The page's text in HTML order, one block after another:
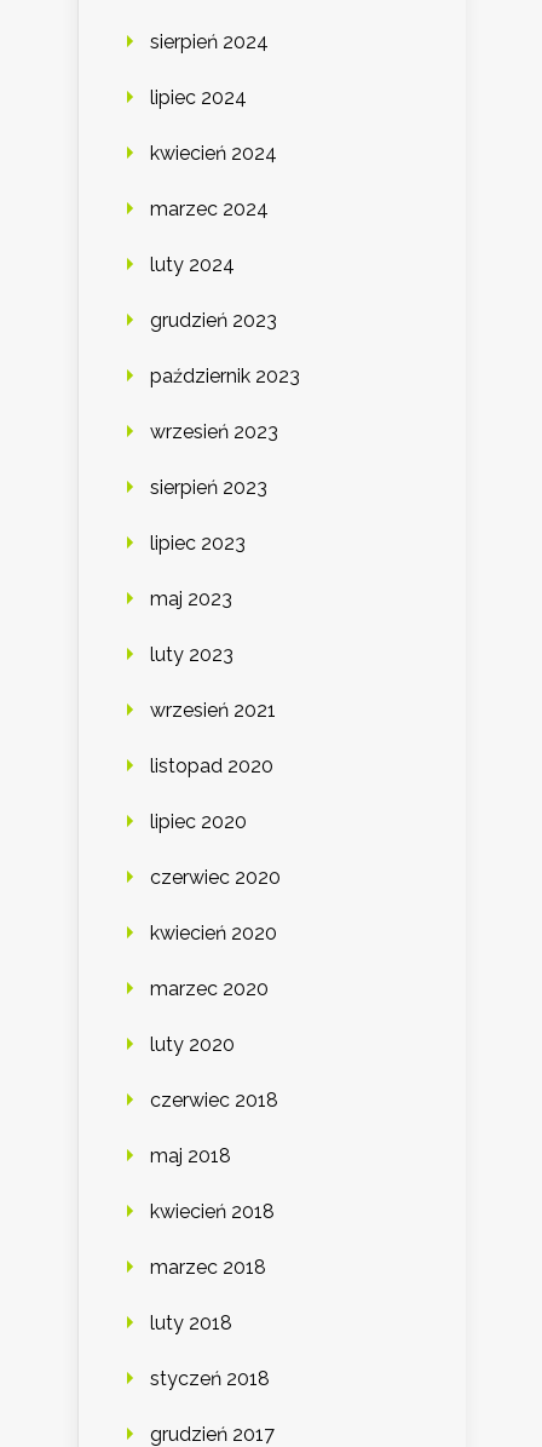
sierpień 2024
lipiec 2024
kwiecień 2024
marzec 2024
luty 2024
grudzień 2023
październik 2023
wrzesień 2023
sierpień 2023
lipiec 2023
maj 2023
luty 2023
wrzesień 2021
listopad 2020
lipiec 2020
czerwiec 2020
kwiecień 2020
marzec 2020
luty 2020
czerwiec 2018
maj 2018
kwiecień 2018
marzec 2018
luty 2018
styczeń 2018
grudzień 2017